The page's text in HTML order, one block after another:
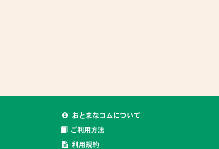
おとまなコムについて
ご利用方法
利用規約